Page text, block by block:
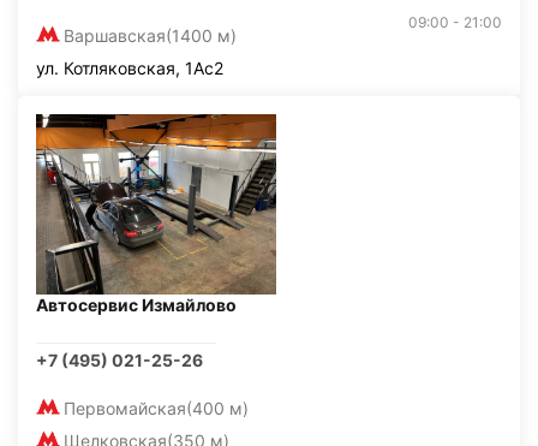
Варшавская(1400 м)
09:00 - 21:00
ул. Котляковская, 1Ас2
Автосервис Измайлово
+7 (495) 021-25-26
Первомайская(400 м)
Щелковская(350 м)